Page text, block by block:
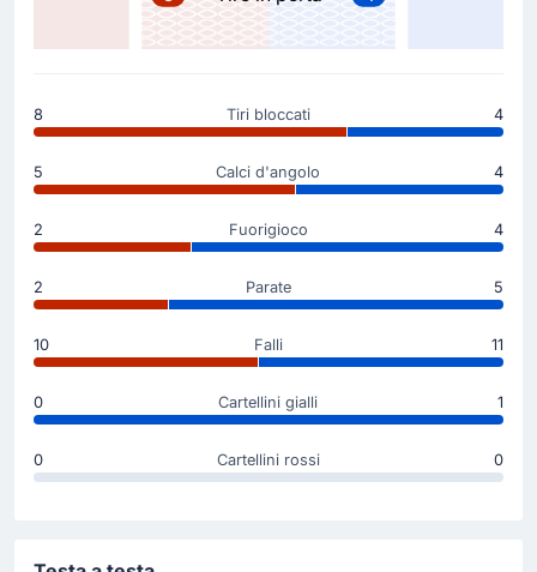
in occasione del gol, il risultato è ora di 0 - 1.
8 Tiri bloccati 4
5 Calci d'angolo 4
2 Fuorigioco 4
2 Parate 5
10 Falli 11
0 Cartellini gialli 1
0 Cartellini rossi 0